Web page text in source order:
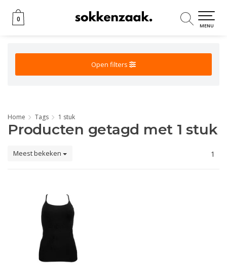
0
0
MENU
Open filters
Home Tags 1 stuk
Producten getagd met 1 stuk
Meest bekeken 1